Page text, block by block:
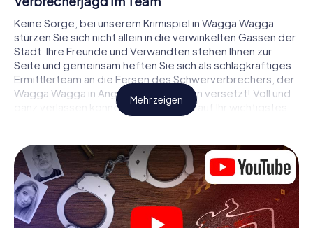
Keine Sorge, bei unserem Krimispiel in Wagga Wagga
stürzen Sie sich nicht allein in die verwinkelten Gassen der
Stadt. Ihre Freunde und Verwandten stehen Ihnen zur
Seite und gemeinsam heften Sie sich als schlagkräftiges
Ermittlerteam an die Fersen des Schwerverbrechers, der
Wagga Wagga in Angst und Schrecken versetzt! Voll und
ganz verlassen können Sie sich dabei auf Ihr wichtigstes
Ermittlerutensil, Ihr Smartphone. Mittels GPS-Navigation
zahlreichen Schauplätzen in Wagga Wagga, die mit der Tat
in Verbindung stehen, und schließlich zum Mörder. An
jedem Ort knacken Sie knifflige Rätsel und kommen so
Stück für Stück der Lösung des Falls immer näher. Anders
als bei einem klassischen Krimi Dinner in Wagga Wagga
bestimmen also Sie das Geschehen, bewegen sich an der
Mehr zeigen